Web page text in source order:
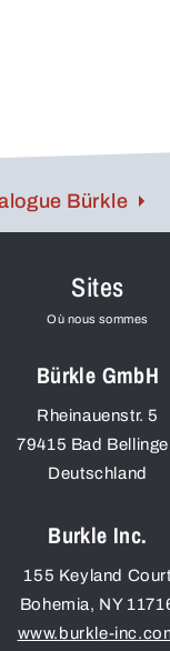
vous
Bürkle
Sites
Où nous sommes
Bürkle GmbH
Rheinauenstr. 5
79415 Bad
Deutschland
Burkle Inc.
155 Keyland Court
Bohemia, NY
www.burkle-